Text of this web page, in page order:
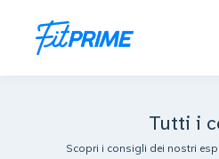
Tutti i
Scopri i consigli dei nostri